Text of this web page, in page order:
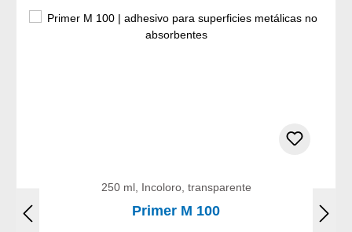
250 ml, Incoloro, transparente
Primer M 100